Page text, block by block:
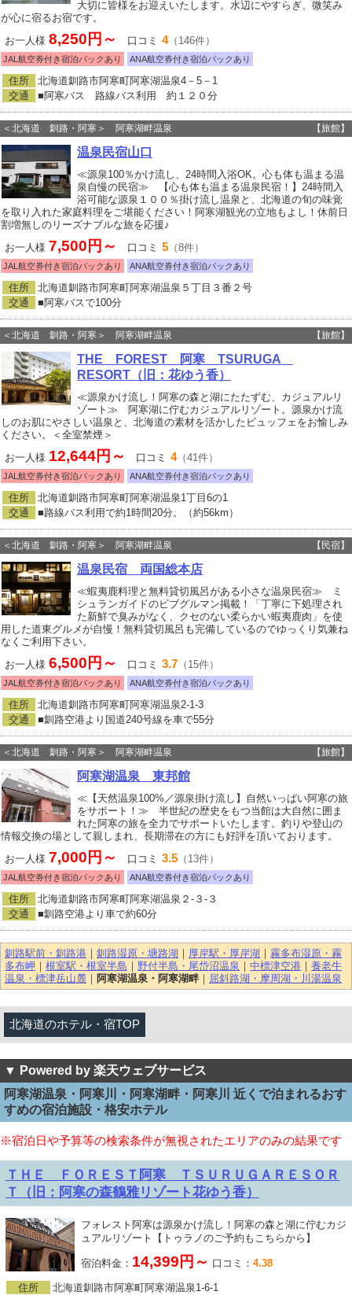
大切に皆様をお迎えいたします。水辺にやすらぎ、微笑み
が心に宿るお宿です。
お一人様 8,250円～ 口コミ 4（146件）
JAL航空券付き宿泊パックあり ANA航空券付き宿泊パックあり
住所
北海道釧路市阿寒町阿寒湖温泉4－5－1
交通
■阿寒バス 路線バス利用 約１２０分
＜北海道 釧路・阿寒＞ 阿寒湖畔温泉 【旅館】
温泉民宿山口
≪源泉100％かけ流し、24時間入浴OK。心も体も温まる温
泉自慢の民宿≫ 【心も体も温まる温泉民宿！】24時間入
浴可能な源泉１００％掛け流し温泉と、北海道の旬の味覚
を取り入れた家庭料理をご堪能ください！阿寒湖観光の立地もよし！休前日
割増無しのリーズナブルな旅を応援♪
お一人様 7,500円～ 口コミ 5 （8件）
JAL航空券付き宿泊パックあり ANA航空券付き宿泊パックあり
住所
北海道釧路市阿寒町阿寒湖温泉５丁目３番２号
交通
■阿寒バスで100分
＜北海道 釧路・阿寒＞ 阿寒湖畔温泉 【旅館】
THE FOREST 阿寒 TSURUGA
RESORT（旧：花ゆう香）
≪源泉かけ流し！阿寒の森と湖にたたずむ、カジュアルリ
ゾート≫ 阿寒湖に佇むカジュアルリゾート。源泉かけ流
しのお肌にやさしい温泉と、北海道の素材を活かしたビュッフェをお愉しみ
ください。＜全室禁煙＞
お一人様 12,644円～ 口コミ 4（41件）
JAL航空券付き宿泊パックあり ANA航空券付き宿泊パックあり
住所
北海道釧路市阿寒町阿寒湖温泉1丁目6の1
交通
■路線バス利用で約1時間20分。（約56km）
＜北海道 釧路・阿寒＞ 阿寒湖畔温泉 【民宿】
温泉民宿 両国総本店
≪蝦夷鹿料理と無料貸切風呂がある小さな温泉民宿≫ ミ
シュランガイドのビブグルマン掲載！「丁寧に下処理され
た新鮮で臭みがなく、クセのない柔らかい蝦夷鹿肉」を使
用した道東グルメが自慢！無料貸切風呂も完備しているのでゆっくり気兼ね
なくご利用下さい。
お一人様 6,500円～ 口コミ 3.7 （15件）
JAL航空券付き宿泊パックあり ANA航空券付き宿泊パックあり
住所
北海道釧路市阿寒町阿寒湖温泉2-1-3
交通
■釧路空港より国道240号線を車で55分
＜北海道 釧路・阿寒＞ 阿寒湖畔温泉 【旅館】
阿寒湖温泉 東邦館
≪【天然温泉100%／源泉掛け流し】自然いっぱい阿寒の旅
をサポート！≫ 半世紀の歴史をもつ当館は大自然に囲ま
れた阿寒の旅を全力でサポートいたします。釣りや登山の
情報交換の場として親しまれ、長期滞在の方にも好評を頂いております。
お一人様 7,000円～ 口コミ 3.5 （13件）
JAL航空券付き宿泊パックあり ANA航空券付き宿泊パックあり
住所
北海道釧路市阿寒町阿寒湖温泉２‐３‐３
交通
■釧路空港より車で約60分
釧路駅前・釧路港 ｜ 釧路湿原・塘路湖 ｜ 厚岸駅・厚岸湖 ｜ 霧多布湿原・霧
多布岬 ｜ 根室駅・根室半島 ｜ 野付半島・尾岱沼温泉 ｜ 中標津空港 ｜ 養老牛
温泉・標津岳山麓 ｜ 阿寒湖温泉・阿寒湖畔 ｜ 屈斜路湖・摩周湖・川湯温泉
北海道のホテル・宿TOP
▼ Powered by 楽天ウェブサービス
阿寒湖温泉・阿寒川・阿寒湖畔・阿寒川 近くで泊まれるおす
すめの宿泊施設・格安ホテル
※宿泊日や予算等の検索条件が無視されたエリアのみの結果です
ＴＨＥ ＦＯＲＥＳＴ阿寒 ＴＳＵＲＵＧＡＲＥＳＯＲ
Ｔ（旧：阿寒の森鶴雅リゾート花ゆう香）
フォレスト阿寒は源泉かけ流し！阿寒の森と湖に佇むカジ
ュアルリゾート【トゥラノのご予約もこちらから】
宿泊料金： 14,399円～ 口コミ： 4.38
住所 北海道釧路市阿寒町阿寒湖温泉1-6-1